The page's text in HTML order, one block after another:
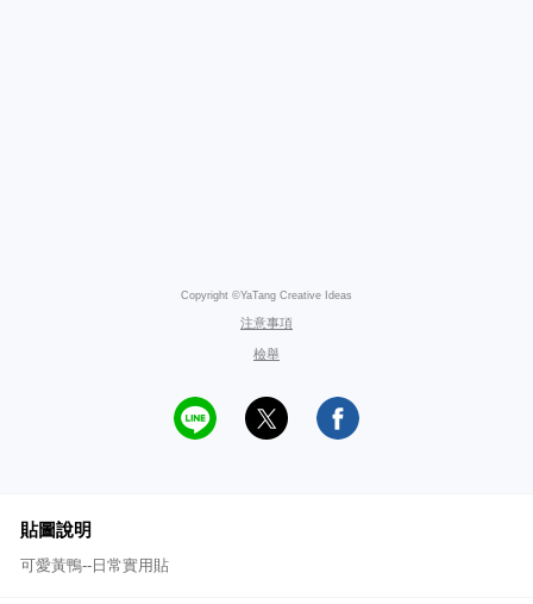
Copyright ©YaTang Creative Ideas
注意事項
檢舉
貼圖說明
可愛黃鴨--日常實用貼